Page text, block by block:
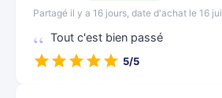
Partagé il y a 16 jours, date d'achat le 16
Tout c'est bien passé
5/5